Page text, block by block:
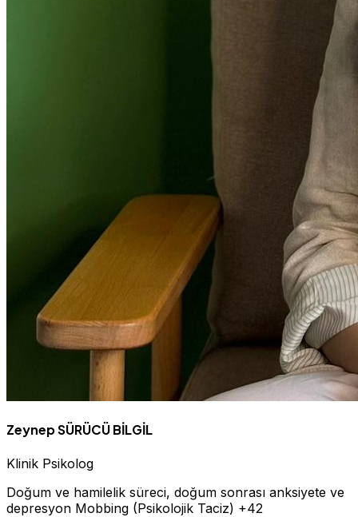
Zeynep SÜRÜCÜ BİLGİL
Klinik Psikolog
Doğum ve hamilelik süreci, doğum sonrası anksiyete ve
depresyon Mobbing (Psikolojik Taciz) +42